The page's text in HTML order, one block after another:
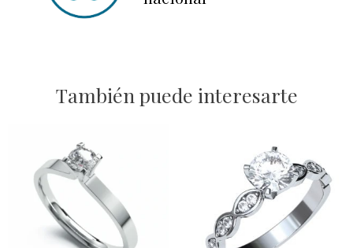
También puede interesarte